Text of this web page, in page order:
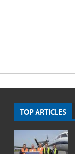
TOP ARTICLES